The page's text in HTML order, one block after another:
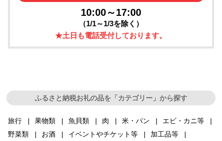
10:00～17:00
（1/1～1/3を除く）
★土日も電話受付しております。
ふるさと納税お礼の品を「カテゴリー」から探す
旅行 果物類 魚貝類 肉 米・パン
エビ・カニ等
野菜類
お酒 イベントやチケット等
加工品等